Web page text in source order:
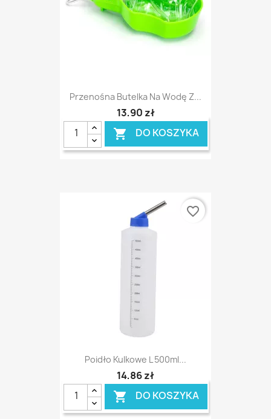
Przenośna Butelka Na Wodę Z...
13,90 zł
 DO KOSZYKA
Poidło Kulkowe L 500ml...
14,86 zł
 DO KOSZYKA
favorite_border